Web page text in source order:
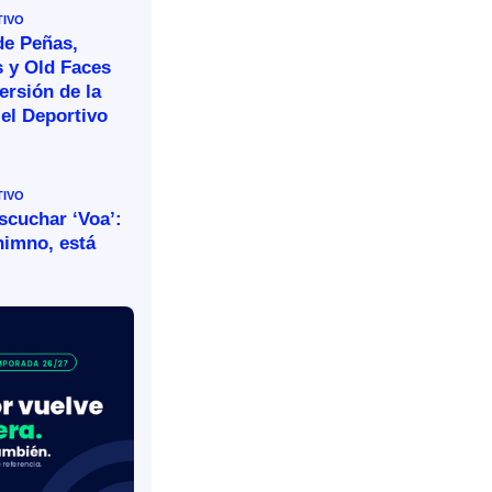
Peñas,
y Old Faces
de la
Deportivo
‘Voa’:
está